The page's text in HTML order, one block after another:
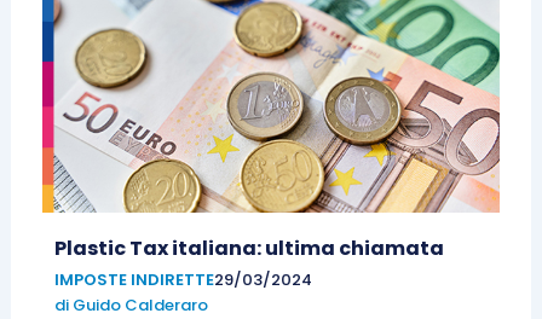
Plastic Tax italiana: ultima chiamata
IMPOSTE INDIRETTE29/03/2024
di Guido Calderaro